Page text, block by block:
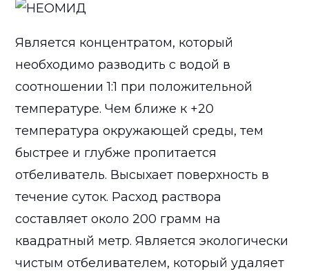
Является концентратом, который
необходимо разводить с водой в
соотношении 1:1 при положительной
температуре. Чем ближе к +20
температура окружающей среды, тем
быстрее и глубже пропитается
отбеливатель. Высыхает поверхность в
течение суток. Расход раствора
составляет около 200 грамм на
квадратный метр. Является экологически
чистым отбеливателем, который удаляет